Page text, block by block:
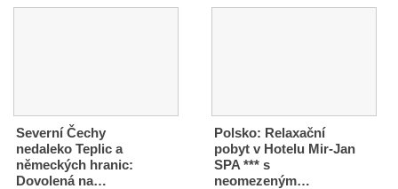
Severní Čechy
nedaleko Teplic a
německých hranic:
Dovolená na…
Polsko: Relaxační
pobyt v Hotelu Mir-Jan
SPA *** s
neomezeným…